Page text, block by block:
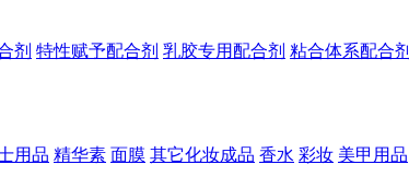
剂 特性赋予配合剂 乳胶专用配合剂 粘合体系配合剂
用品 精华素 面膜 其它化妆成品 香水 彩妆 美甲用品